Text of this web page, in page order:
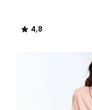
4,8
/